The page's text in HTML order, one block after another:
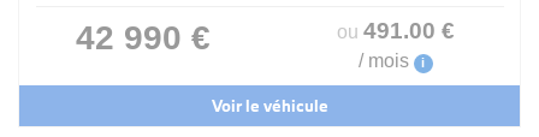
42 990 € ou 491.00 €
/ mois i
Voir le véhicule